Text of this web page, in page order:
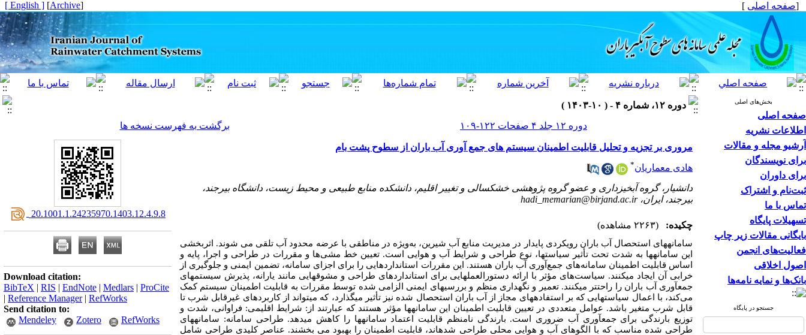
[صفحه اصلی ]
[
Archive
]
[ English ]
بخش‌های اصلی
صفحه اصلی
اطلاعات نشریه
آرشیو مجله و مقالات
برای نویسندگان
برای داوران
ثبت‌نام و اشتراک
تماس با ما
تسهیلات پایگاه
بایگانی مقالات زیر چاپ
فعالیت‌های انجمن
اصول اخلاقی
بانک‌ها و نمایه نامه‌ها
جستجو در پایگاه
دوره ۱۲، شماره ۴ - ( ۱۰-۱۴۰۳ )
دوره ۱۲ جلد ۴ صفحات ۱۲۲-۱۰۹
برگشت به فهرست نسخه ها
مروری بر تجزیه و تحلیل قابلیت اطمینان سیستم های جمع آوری آب باران از سطوح پشت بام
هادی معماریان*
دانشیار، گروه آبخیزداری و عضو گروه پژوهشی خشکسالی و تغییر اقلیم، دانشکده منابع طبیعی و محیط زیست، دانشگاه بیرجند،
بیرجند، ایران، hadi_memarian@birjand.ac.ir
چکیده: (۲۲۶۳ مشاهده)
سامانه­های استحصال آب باران رویکردی پایدار در مدیریت منابع آب شیرین، به‌ویژه در مناطقی با عرضه محدود آب تلقی می شوند. اثربخشی
این سامانه­ها به شدت تحت تأثیر سیاست­ها، نوع طراحی و شرایط آب و هوایی است. تعیین خط ‌مشی‌ها و مقررات در طراحی و اجرا، پایه و
اساس قابلیت اطمینان سامانه‌های جمع‌آوری آب باران هستند. این مقررات استانداردهایی را برای اجزای سامانه، تضمین ایمنی و جلوگیری از
خرابی آن ایجاد می­کنند. سیاست‌های مؤثر با ارائه دستورالعمل­هایی برای استانداردهای طراحی و مشوق­هایی مانند یارانه، پذیرش سیستم­های
جمع­آوری آب باران را راحت­تر می­کنند. تعمیر و نگهداری منظم و بررسی­های ایمنی الزامی شده توسط مقررات به قابلیت اطمینان سیستم کمک
می‌کند، با اعمال سیاست­هایی که بر استفاده­های مجاز از آب باران استحصال شده نیز تأثیر می­گذارد، که می­تواند از کاربردهای غیرقابل شرب تا
قابل شرب متغیر باشد. عوامل متعددی در تعیین قابلیت اطمینان این سامانه­ها مؤثر هستند که عبارتند از: شرایط اقلیمی: فراوانی، شدت و
توزیع بارندگی برای جمع­آوری آب ضروری است. بارندگی نامنظم قابلیت اعتماد سامانه­ها را کاهش می­دهد. طراحی سامانه: سامانه­های
طراحی شده مناسب که با الگوهای آب و هوایی محلی طراحی شده­اند، قابلیت اطمینان را بهبود می بخشند. عناصر کلیدی طراحی شامل
‎ 20.1001.1.24235970.1403.12.4.9.8
Download citation:
BibTeX | RIS | EndNote | Medlars | ProCite
| Reference Manager| RefWorks
Send citation to:
Mendeley
Zotero RefWorks